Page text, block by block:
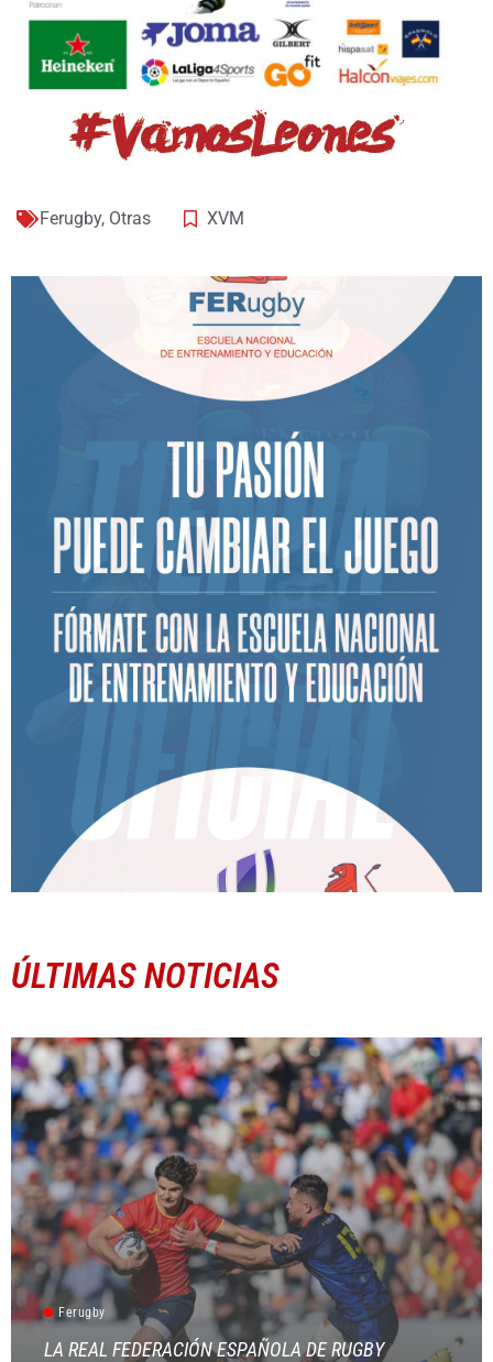
Ferugby, Otras XVM
ÚLTIMAS NOTICIAS
Ferugby
LA REAL FEDERACIÓN ESPAÑOLA DE RUGBY